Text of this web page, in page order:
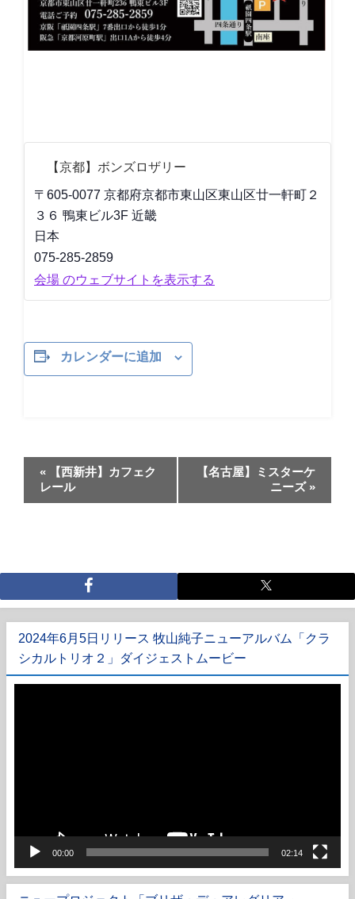
【京都】ボンズロザリー
〒605-0077 京都府京都市東山区東山区廿一軒町２
３６ 鴨東ビル3F 近畿
日本
075-285-2859
会場 のウェブサイトを表示する
カレンダーに追加
イ
ベ
ナ
ビ
ゲ
ー
« 【西新井】カフェク
レール
【名古屋】ミスターケ
ニーズ »
2024年6月5日リリース 牧山純子ニューアルバム「クラ
シカルトリオ２」ダイジェストムービー
00:00 02:14